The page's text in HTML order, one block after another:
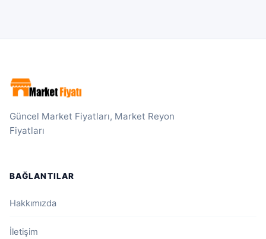
Güncel Market Fiyatları, Market Reyon
Fiyatları
BAĞLANTILAR
Hakkımızda
İletişim